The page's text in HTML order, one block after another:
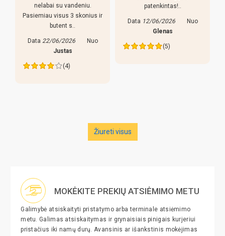
nelabai su vandeniu.
Pasiemiau visus 3 skonius ir
butent s..
Data 22/06/2026
Nuo
Justas
(4)
patenkintas!..
Data 12/06/2026
Nuo
Glenas
(5)
Žiureti visus
MOKĖKITE PREKIŲ ATSIĖMIMO METU
Galimybė atsiskaityti pristatymo arba terminale atsiėmimo
metu. Galimas atsiskaitymas ir grynaisiais pinigais kurjeriui
pristačius iki namų durų. Avansinis ar išankstinis mokėjimas